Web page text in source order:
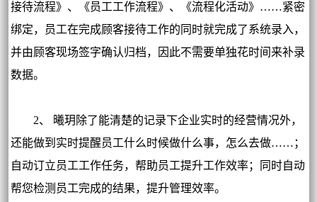
接待流程》、《员工工作流程》、《流程化活动》……紧密
绑定，员工在完成顾客接待工作的同时就完成了系统录入，
并由顾客现场签字确认归档，因此不需要单独花时间来补录
数据。
2、 曦玥除了能清楚的记录下企业实时的经营情况外，
还能做到实时提醒员工什么时候做什么事，怎么去做……；
自动订立员工工作任务，帮助员工提升工作效率；同时自动
帮您检测员工完成的结果，提升管理效率。